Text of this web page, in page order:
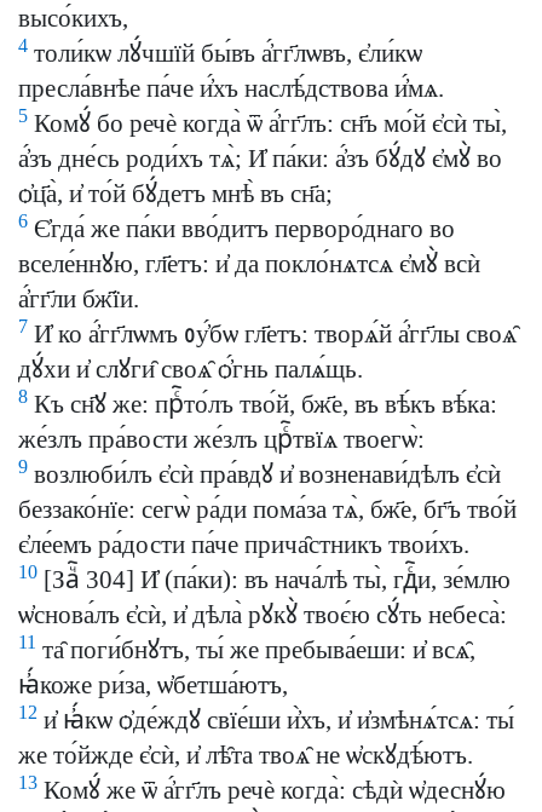
высо́кихъ,
4 толи́кѡ лꙋ́чшїй бы́въ а҆́гг҃лѡвъ, є҆ли́кѡ
пресла́внѣе па́че и҆́хъ наслѣ́дствова и҆́мѧ.
5 Комꙋ́ бо речѐ когда̀ ѿ а҆́гг҃лъ: сн҃ъ мо́й є҆сѝ ты̀,
а҆́зъ дне́сь роди́хъ тѧ̀; И҆ па́ки: а҆́зъ бꙋ́дꙋ є҆мꙋ̀ во
ѻ҆ц҃а̀, и҆ то́й бꙋ́детъ мнѣ̀ въ сн҃а;
6 Є҆гда́ же па́ки вво́дитъ перворо́днаго во
вселе́ннꙋю, гл҃етъ: и҆ да покло́нѧтсѧ є҆мꙋ̀ всѝ
а҆́гг҃ли бж҃їи.
7 И҆ ко а҆́гг҃лѡмъ ᲂу҆́бѡ гл҃етъ: творѧ́й а҆́гг҃лы своѧ̑
дꙋ́хи и҆ слꙋги̑ своѧ̑ ѻ҆́гнь палѧ́щь.
8 Къ сн҃ꙋ же: прⷭ҇то́лъ тво́й, бж҃е, въ вѣ́къ вѣ́ка:
же́злъ пра́вости же́злъ црⷭ҇твїѧ твоегѡ̀:
9 возлюби́лъ є҆сѝ пра́вдꙋ и҆ возненави́дѣлъ є҆сѝ
беззако́нїе: сегѡ̀ ра́ди пома́за тѧ̀, бж҃е, бг҃ъ тво́й
є҆ле́емъ ра́дости па́че прича̑стникъ твои́хъ.
10 [Заⷱ҇ 304] И҆ (па́ки): въ нача́лѣ ты̀, гдⷭ҇и, зе́млю
ѡ҆снова́лъ є҆сѝ, и҆ дѣла̀ рꙋкꙋ̀ твоє́ю сꙋ́ть небеса̀:
11 та̑ поги́бнꙋтъ, ты́ же пребыва́еши: и҆ всѧ̑,
ꙗ҆́коже ри́за, ѡ҆бетша́ютъ,
12 и҆ ꙗ҆́кѡ ѻ҆де́ждꙋ свїе́ши и҆̀хъ, и҆ и҆змѣнѧ́тсѧ: ты́
же то́йжде є҆сѝ, и҆ лѣ̑та твоѧ̑ не ѡ҆скꙋдѣ́ютъ.
13 Комꙋ́ же ѿ а҆́гг҃лъ речѐ когда̀: сѣдѝ ѡ҆деснꙋ́ю